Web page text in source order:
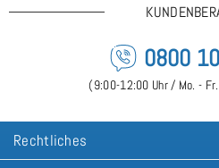
0800
(9:00-12:00 Uhr / Mo. -
Rechtliches